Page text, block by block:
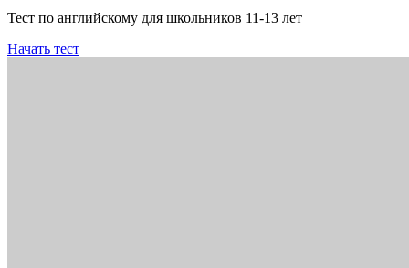
Тест по английскому для школьников 11-13 лет
Начать тест